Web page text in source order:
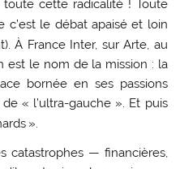
cette radicalité ! Toute
c’est le débat apaisé et loin
À France Inter, sur Arte, au
est le nom de la mission : la
bornée en ses passions
de « l’ultra-gauche ». Et puis
».
catastrophes — financières,